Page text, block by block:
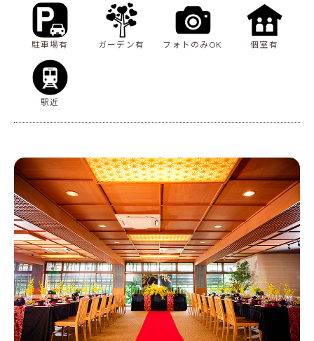
駐車場有 ガーデン有 フォトのみOK 個室有
駅近